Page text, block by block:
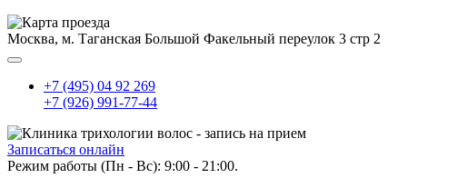
Москва, м. Таганская Большой Факельный переулок 3 стр 2
+7 (495) 04 92 269
+7 (926) 991-77-44
Записаться онлайн
Режим работы (Пн - Вс): 9:00 - 21:00.